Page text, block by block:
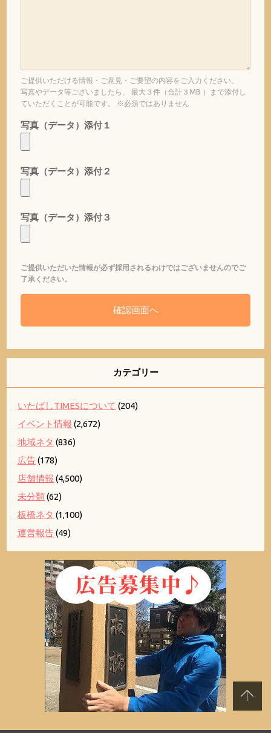
ご提供いただける情報・ご意見・ご要望の内容をご入力ください。
写真やデータ等ございましたら、 最大３件（合計３MB ）まで添付し
ていただくことが可能です。 ※必須ではありません
写真（データ）添付１
写真（データ）添付２
写真（データ）添付３
ご提供いただいた情報が必ず採用されるわけではございませんのでご
了承ください。
カテゴリー
いたばしTIMESについて (204)
イベント情報 (2,672)
地域ネタ (836)
広告(178)
店舗情報 (4,500)
未分類(62)
板橋ネタ (1,100)
運営報告(49)